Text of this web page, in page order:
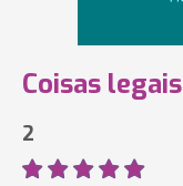
Coisas legais
2